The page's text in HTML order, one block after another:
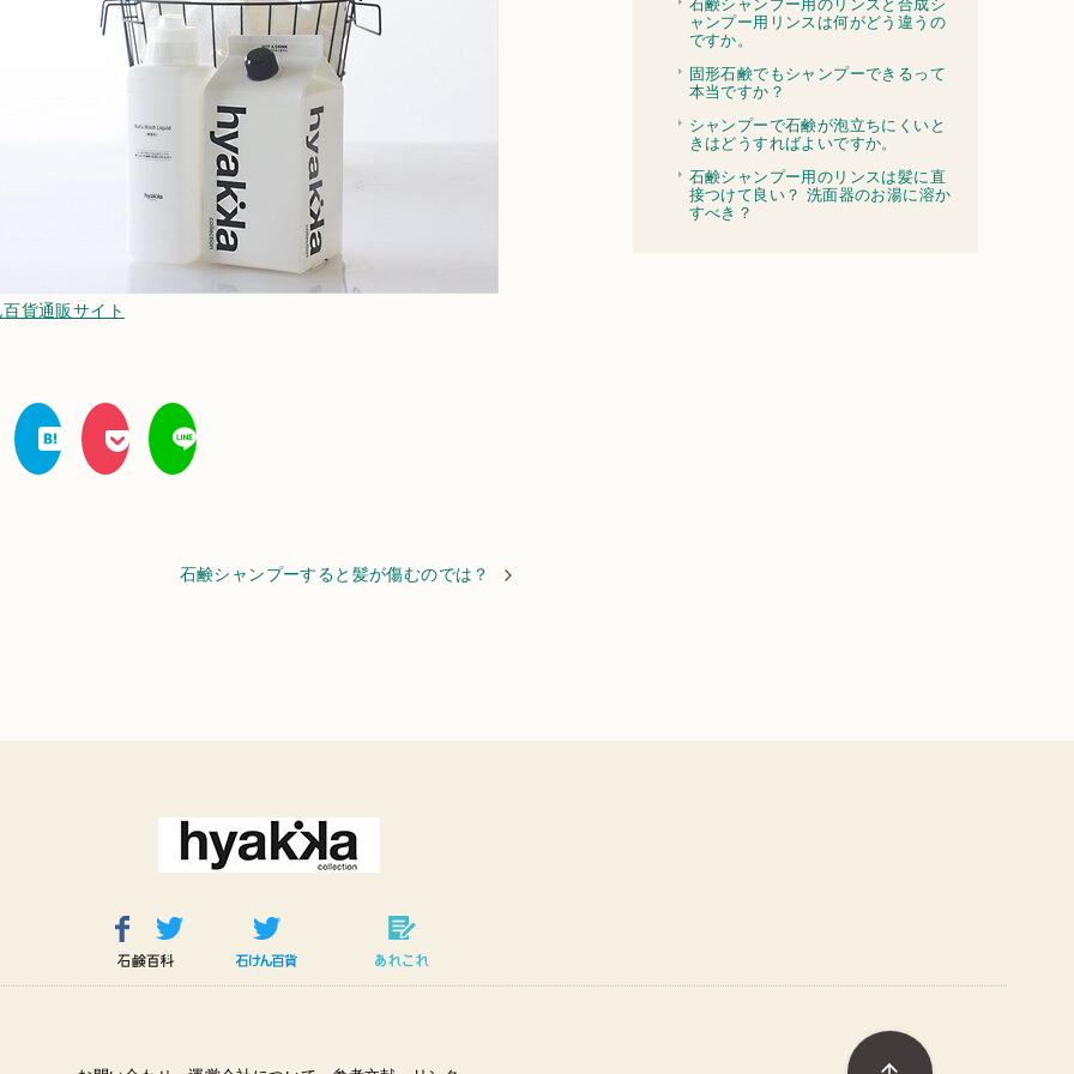
貨通販サイト
石鹸シャンプーすると髪が傷むのでは？
石鹸シャンプー用のリンスと合成シ
ャンプー用リンスは何がどう違うの
ですか。
固形石鹸でもシャンプーできるって
本当ですか？
シャンプーで石鹸が泡立ちにくいと
きはどうすればよいですか。
石鹸シャンプー用のリンスは髪に直
接つけて良い？ 洗面器のお湯に溶か
すべき？